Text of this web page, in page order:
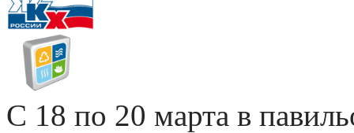
С 18 по 20 марта в